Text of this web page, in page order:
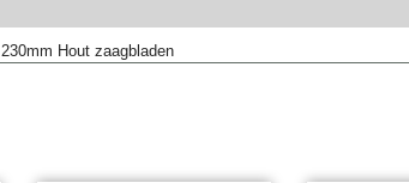
230mm Hout zaagbladen